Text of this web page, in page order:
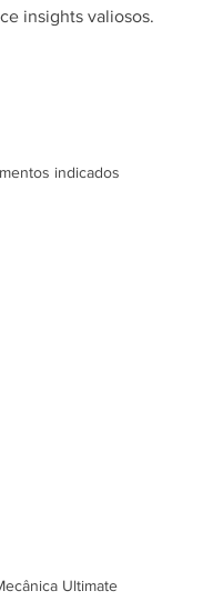
insights valiosos.
indicados
Ultimate